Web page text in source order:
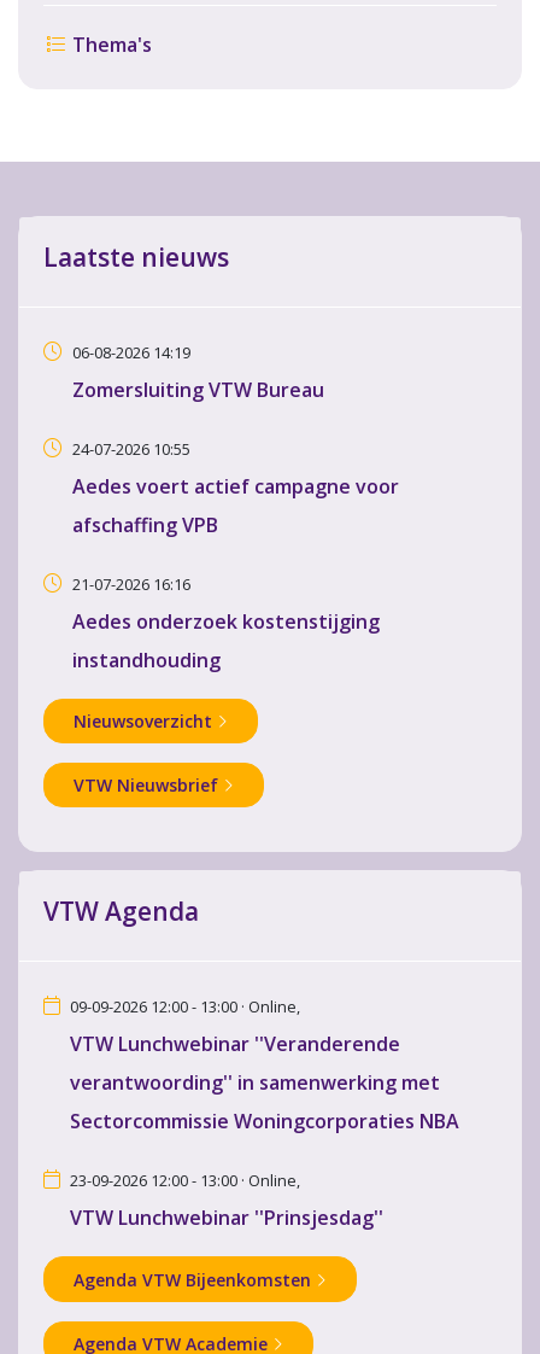
Thema's
Laatste nieuws
06-08-2026 14:19
Zomersluiting VTW Bureau
24-07-2026 10:55
Aedes voert actief campagne voor
afschaffing VPB
21-07-2026 16:16
Aedes onderzoek kostenstijging
instandhouding
Nieuwsoverzicht
VTW Nieuwsbrief
VTW Agenda
09-09-2026 12:00 - 13:00 · Online,
VTW Lunchwebinar ''Veranderende
verantwoording'' in samenwerking met
Sectorcommissie Woningcorporaties NBA
23-09-2026 12:00 - 13:00 · Online,
VTW Lunchwebinar ''Prinsjesdag''
Agenda VTW Bijeenkomsten
Agenda VTW Academie